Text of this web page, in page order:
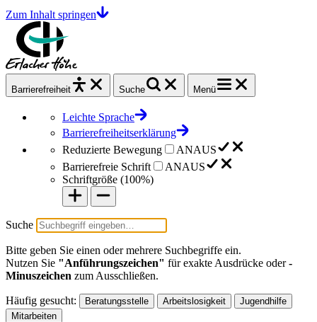
Zum Inhalt springen
Barrierefrei heit Suche Menü
Leichte Sprache
Barrierefreiheitserklärung
Reduzierte Bewegung
ANAUS
Barrierefreie Schrift
ANAUS
Schriftgröße (100%)
Suche
Bitte geben Sie einen oder mehrere Suchbegriffe ein.
Nutzen Sie "Anführungszeichen" für exakte Ausdrücke oder-
Minuszeichen zum Ausschließen.
Häufig gesucht: Beratungsstelle Arbeitslosigkeit
Jugendhilfe
Mitarbeiten